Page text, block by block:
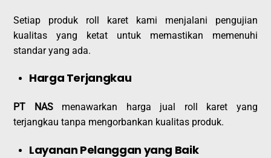
Setiap produk roll karet kami menjalani pengujian
kualitas yang ketat untuk memastikan memenuhi
standar yang ada.
Harga Terjangkau
PT NAS menawarkan harga jual roll karet yang
terjangkau tanpa mengorbankan kualitas produk.
Layanan Pelanggan yang Baik